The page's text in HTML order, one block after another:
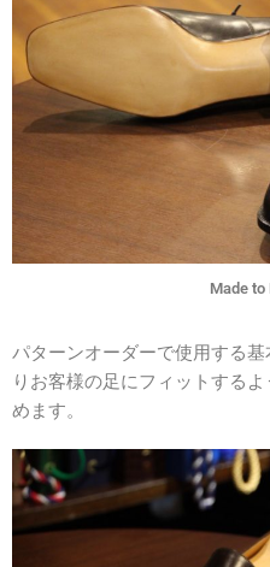
Made
パターンオーダーで使用する
りお客様の足にフィットする
めます。